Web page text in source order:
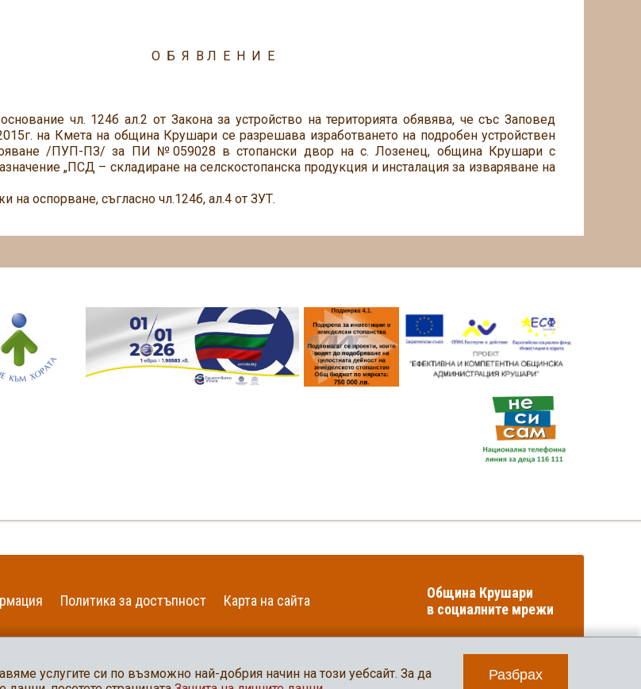
О Б Я В Л Е Н И Е
чл. 124б ал.2 от Закона за устройство на територията обявява, че със Заповед
на Кмета на община Крушари се разрешава изработването на подробен устройствен
/ПУП-ПЗ/ за ПИ №059028 в стопански двор на с. Лозенец, община Крушари с
„ПСД – складиране на селскостопанска продукция и инсталация за изваряване на
на оспорване, съгласно чл.124б, ал.4 от ЗУТ.
Политика за достъпност Карта на сайта
Община Крушари
в социалните мрежи
Уеб дизайн и програмиране: Нео медия
услугите си по възможно най-добрия начин на този уебсайт. За да
Разбрах